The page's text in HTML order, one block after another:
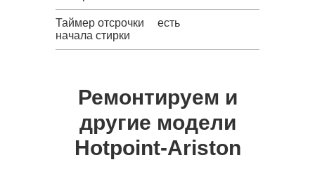
Таймер отсрочки
начала стирки
есть
Ремонтируем и
другие модели
Hotpoint-Ariston